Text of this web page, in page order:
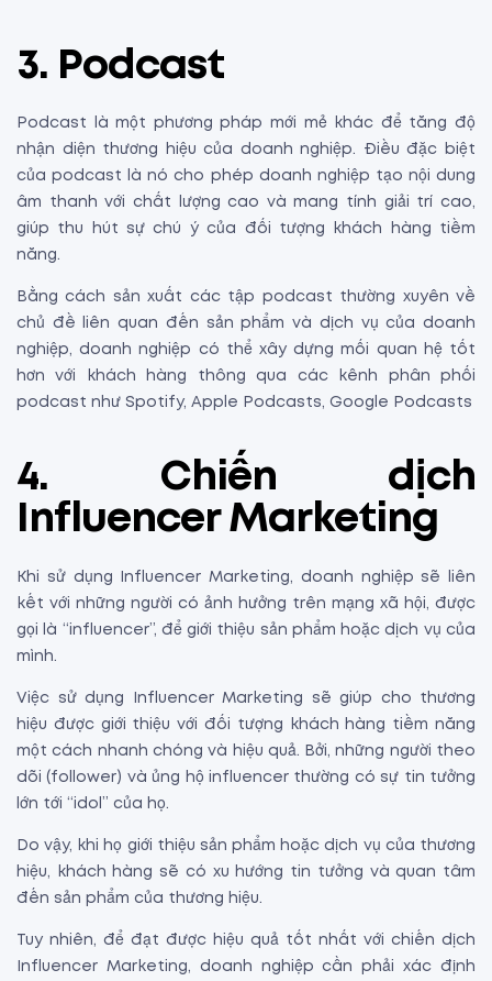
3. Podcast
Podcast là một phương pháp mới mẻ khác để tăng độ
nhận diện thương hiệu của doanh nghiệp. Điều đặc biệt
của podcast là nó cho phép doanh nghiệp tạo nội dung
âm thanh với chất lượng cao và mang tính giải trí cao,
giúp thu hút sự chú ý của đối tượng khách hàng tiềm
năng.
Bằng cách sản xuất các tập podcast thường xuyên về
chủ đề liên quan đến sản phẩm và dịch vụ của doanh
nghiệp, doanh nghiệp có thể xây dựng mối quan hệ tốt
hơn với khách hàng thông qua các kênh phân phối
podcast như Spotify, Apple Podcasts, Google Podcasts
4. Chiến dịch
Influencer Marketing
Khi sử dụng Influencer Marketing, doanh nghiệp sẽ liên
kết với những người có ảnh hưởng trên mạng xã hội, được
gọi là “influencer”, để giới thiệu sản phẩm hoặc dịch vụ của
mình.
Việc sử dụng Influencer Marketing sẽ giúp cho thương
hiệu được giới thiệu với đối tượng khách hàng tiềm năng
một cách nhanh chóng và hiệu quả. Bởi, những người theo
dõi (follower) và ủng hộ influencer thường có sự tin tưởng
lớn tới “idol” của họ.
Do vậy, khi họ giới thiệu sản phẩm hoặc dịch vụ của thương
hiệu, khách hàng sẽ có xu hướng tin tưởng và quan tâm
đến sản phẩm của thương hiệu.
Tuy nhiên, để đạt được hiệu quả tốt nhất với chiến dịch
Influencer Marketing, doanh nghiệp cần phải xác định